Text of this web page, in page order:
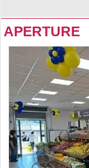
APERTURE